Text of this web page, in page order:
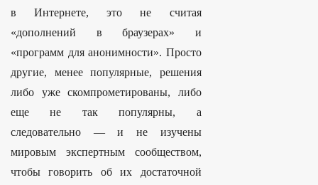
в Интернете, это не считая
«дополнений в браузерах» и
«программ для анонимности». Просто
другие, менее популярные, решения
либо уже скомпрометированы, либо
еще не так популярны, а
следовательно — и не изучены
мировым экспертным сообществом,
чтобы говорить об их достаточной